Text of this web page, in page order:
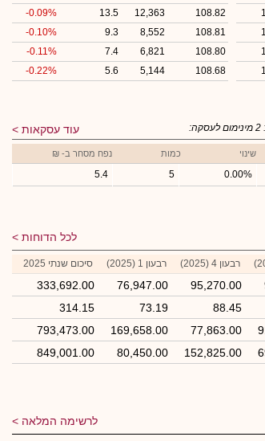
108.82
12,363
13.5
-0.09%
108.81
8,552
9.3
-0.10%
108.80
6,821
7.4
-0.11%
108.68
5,144
5.6
-0.22%
עוד עסקאות 2 מינימום לעסקה:
שינוי כמות נפח מסחר ב- ₪
0.00%
5
5.4
לכל הדוחות
רבעון 4 (2025) רבעון 1 (2025) סיכום שנתי 2025
95,270.00
76,947.00
333,692.00
88.45
73.19
314.15
77,863.00
169,658.00
793,473.00
152,825.00
80,450.00
849,001.00
לרשימה המלאה